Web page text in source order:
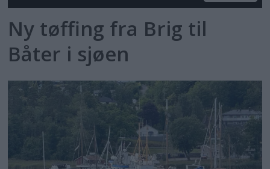
Ny tøffing fra Brig til
Båter i sjøen